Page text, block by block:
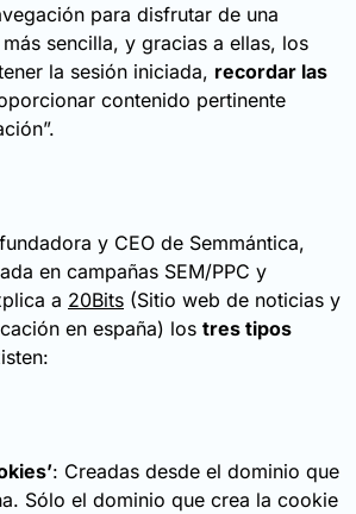
para disfrutar de una
más sencilla, y gracias a ellas, los
la sesión iniciada, recordar las
contenido pertinente
y CEO de Semmántica,
en campañas SEM/PPC y
a 20Bits (Sitio web de noticias y
en españa) los tres tipos
: Creadas desde el dominio que
Sólo el dominio que crea la cookie